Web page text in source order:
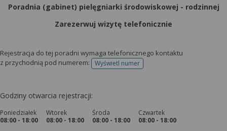
Poradnia (gabinet) pielęgniarki środowiskowej - rodzinnej
Zarezerwuj wizytę telefonicznie
Rejestracja do tej poradni wymaga telefonicznego kontaktu
z przychodnią pod numerem:
Wyświetl numertelefonu do rejestracji
Godziny otwarcia rejestracji:
Poniedziałek
08:00 - 18:00
Wtorek
08:00 - 18:00
Środa
08:00 - 18:00
Czwartek
08:00 - 18:00